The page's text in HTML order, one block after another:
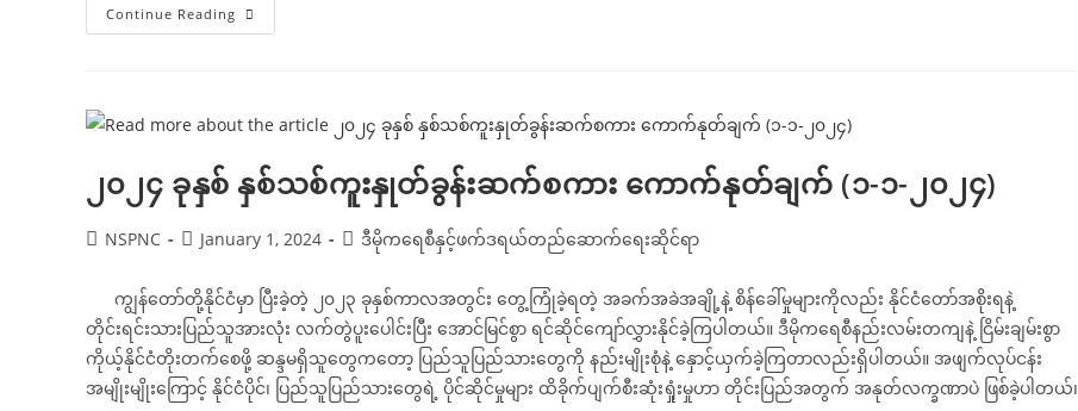
Continue Reading (၇၆)နှစ်မြောက်
လွတ်လပ်ရေး
ပို့
သည့်
ကောက်နုတ်ချက်
(၄-၁-၂၀၂၄)
၂၀၂၄ ခုနှစ် နှစ်သစ်ကူးနှုတ်ခွန်းဆက်စကား ကောက်နုတ်ချက် (၁-၁-၂၀၂၄)
PostNSPNC
PostJanuary 1, 2024
Postဒီမိုကရေစီနှင့်ဖက်ဒရယ်တည်ဆောက်ရေးဆိုင်ရာ
ကျွန်တော်တို့နိုင်ငံမှာ ပြီးခဲ့တဲ့ ၂၀၂၃ ခုနှစ်ကာလအတွင်း တွေ့ကြုံခဲ့ရတဲ့ အခက်အခဲအချို့နဲ့ စိန်ခေါ်မှုများကိုလည်း နိုင်ငံတော်အစိုးရနဲ့
တိုင်းရင်းသားပြည်သူအားလုံး လက်တွဲပူးပေါင်းပြီး အောင်မြင်စွာ ရင်ဆိုင်ကျော်လွှားနိုင်ခဲ့ကြပါတယ်။ ဒီမိုကရေစီနည်းလမ်းတကျနဲ့ ငြိမ်းချမ်းစွာ
ကိုယ့်နိုင်ငံတိုးတက်စေဖို့ ဆန္ဒမရှိသူတွေကတော့ ပြည်သူပြည်သားတွေကို နည်းမျိုးစုံနဲ့ နှောင့်ယှက်ခဲ့ကြတာလည်းရှိပါတယ်။ အဖျက်လုပ်ငန်း
အမျိုးမျိုးကြောင့် နိုင်ငံပိုင်၊ ပြည်သူပြည်သားတွေရဲ့ ပိုင်ဆိုင်မှုများ ထိခိုက်ပျက်စီးဆုံးရှုံးမှုဟာ တိုင်းပြည်အတွက် အနုတ်လက္ခဏာပဲ ဖြစ်ခဲ့ပါတယ်၊